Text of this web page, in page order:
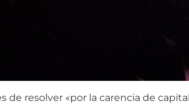
resolver «por la carencia de